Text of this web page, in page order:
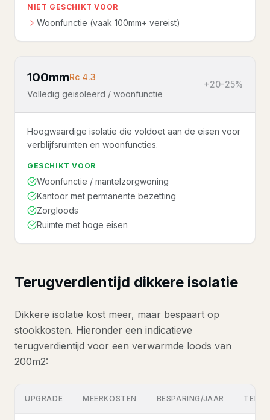
NIET GESCHIKT VOOR
Woonfunctie (vaak 100mm+ vereist)
100mmRc 4.3
Volledig geisoleerd / woonfunctie
+20-25%
Hoogwaardige isolatie die voldoet aan de eisen voor
verblijfsruimten en woonfuncties.
GESCHIKT VOOR
Woonfunctie / mantelzorgwoning
Kantoor met permanente bezetting
Zorgloods
Ruimte met hoge eisen
Terugverdientijd dikkere isolatie
Dikkere isolatie kost meer, maar bespaart op
stookkosten. Hieronder een indicatieve
terugverdientijd voor een verwarmde loods van
200m2:
UPGRADE MEERKOSTEN BESPARING/JAAR